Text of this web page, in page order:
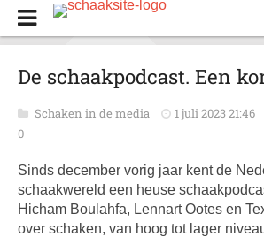
De schaakpodcast. Een
Schaken in de media 1 juli 2023 21:46
0
Sinds december vorig jaar kent de
schaakwereld een heuse
Hicham Boulahfa, Lennart Ootes en
over schaken, van hoog tot lager